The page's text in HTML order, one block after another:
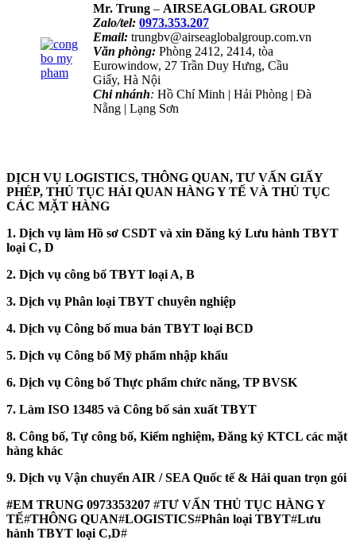
Mr. Trung – AIRSEAGLOBAL GROUP
Zalo/tel: 0973.353.207
Email: trungbv@airseaglobalgroup.com.vn
Văn phòng: Phòng 2412, 2414, tòa
Eurowindow, 27 Trần Duy Hưng, Cầu
Giấy, Hà Nội
Chi nhánh: Hồ Chí Minh | Hải Phòng | Đà
Nẵng | Lạng Sơn
DỊCH VỤ LOGISTICS, THÔNG QUAN, TƯ VẤN GIẤY
PHÉP, THỦ TỤC HẢI QUAN HÀNG Y TẾ VÀ THỦ TỤC
CÁC MẶT HÀNG
1. Dịch vụ làm Hồ sơ CSDT và xin Đăng ký Lưu hành TBYT
loại C, D
2. Dịch vụ công bố TBYT loại A, B
3. Dịch vụ Phân loại TBYT chuyên nghiệp
4. Dịch vụ Công bố mua bán TBYT loại BCD
5. Dịch vụ Công bố Mỹ phẩm nhập khẩu
6. Dịch vụ Công bố Thực phẩm chức năng, TP BVSK
7. Làm ISO 13485 và Công bố sản xuất TBYT
8. Công bố, Tự công bố, Kiểm nghiệm, Đăng ký KTCL các mặt
hàng khác
9. Dịch vụ Vận chuyển AIR / SEA Quốc tế & Hải quan trọn gói
#EM TRUNG 0973353207 #TƯ VẤN THỦ TỤC HÀNG Y
TẾ#THÔNG QUAN#LOGISTICS#Phân loại TBYT#Lưu
hành TBYT loại C,D#